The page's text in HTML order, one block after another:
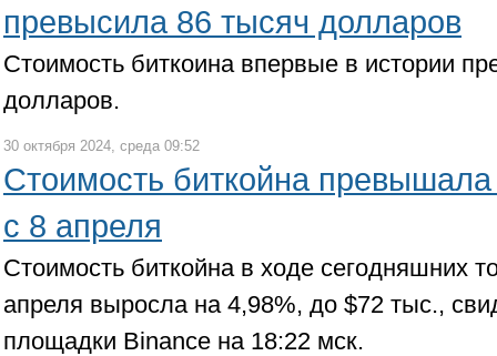
превысила 86 тысяч долларов
Стоимость биткоина впервые в истории
долларов.
30 октября 2024, среда 09:52
Стоимость биткойна
с 8 апреля
Стоимость биткойна в ходе сегодняшних
апреля выросла на 4,98%, до $72 тыс.,
площадки Binance на 18:22 мск.